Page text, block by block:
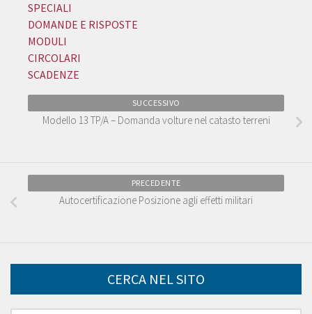
SPECIALI
DOMANDE E RISPOSTE
MODULI
CIRCOLARI
SCADENZE
SUCCESSIVO
Modello 13 TP/A – Domanda volture nel catasto terreni
PRECEDENTE
Autocertificazione Posizione agli effetti militari
CERCA NEL SITO